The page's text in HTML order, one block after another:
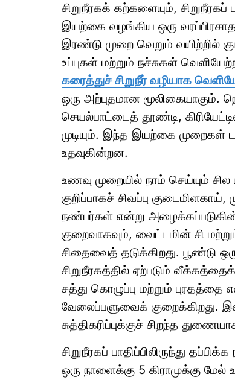
சிறுநீரகக் கற்களையும்,
இயற்கை வழங்கிய ஒரு
இரண்டு முறை வெறும் வயிற்றில்
உப்புகள் மற்றும் நச்சுகள்
கரைத்துச் சிறுநீர் வழியாக
ஒரு அற்புதமான மூலிகையாகும்.
செயல்பாட்டைத் தூண்டி,
முடியும். இந்த இயற்கை முறைகள்
உதவுகின்றன.
உணவு முறையில் நாம் செய்யும்
குறிப்பாகச் சிவப்பு
நண்பர்கள் என்று
குறைவாகவும், வைட்டமின் சி
சிதைவைத் தடுக்கிறது. பூண்டு
சிறுநீரகத்தில் ஏற்படும்
சத்து கொழுப்பு மற்றும் புரதத்தை
வேலைப்பளுவைக் குறைக்கிறது.
சுத்திகரிப்புக்குச் சிறந்த
சிறுநீரகப் பாதிப்பிலிருந்து
ஒரு நாளைக்கு 5 கிராமுக்கு மேல்